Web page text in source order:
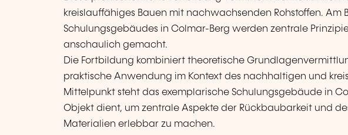
kreislauffähiges Bauen mit nachwachsenden Rohstoffen. Am
Schulungsgebäudes in Colmar-Berg werden zentrale
anschaulich gemacht.
Die Fortbildung kombiniert theoretische
praktische Anwendung im Kontext des nachhaltigen und
Mittelpunkt steht das exemplarische Schulungsgebäude in
Objekt dient, um zentrale Aspekte der Rückbaubarkeit und
Materialien erlebbar zu machen.